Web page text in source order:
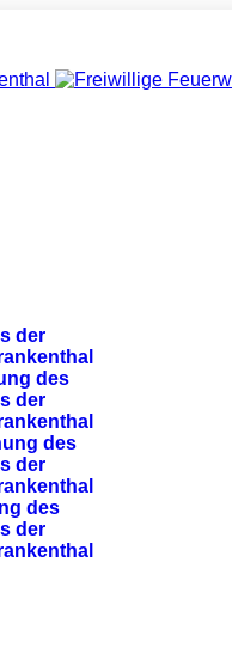
der
des
der
des
der
des
der